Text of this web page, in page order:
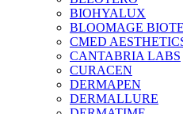
BIOHYALUX
BLOOMAGE
CMED
CANTABRIA LABS
CURACEN
DERMAPEN
DERMALLURE